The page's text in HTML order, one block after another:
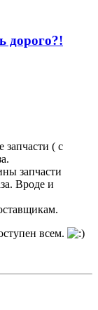
дорого?!
( с
запчасти
Вроде и
всем.